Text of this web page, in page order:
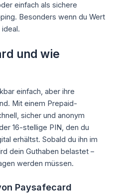
einfach als sichere
Besonders wenn du Wert
und wie
einfach, aber ihre
Mit einem Prepaid-
sicher und anonym
16-stellige PIN, den du
erhältst. Sobald du ihn im
dein Guthaben belastet –
werden müssen.
Paysafecard